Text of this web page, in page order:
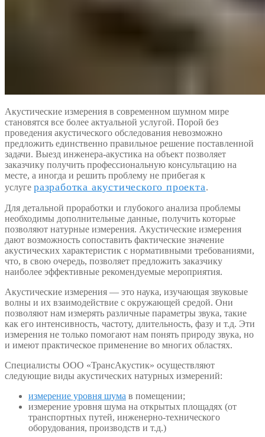
Акустические измерения в современном шумном мире
становятся все более актуальной услугой. Порой без
проведения акустического обследования невозможно
предложить единственно правильное решение поставленной
задачи. Выезд инженера-акустика на объект позволяет
заказчику получить профессиональную консультацию на
месте, а иногда и решить проблему не прибегая к
услуге разработка акустического проекта.
Для детальной проработки и глубокого анализа проблемы
необходимы дополнительные данные, получить которые
позволяют натурные измерения. Акустические измерения
дают возможность сопоставить фактические значение
акустических характеристик с нормативными требованиями,
что, в свою очередь, позволяет предложить заказчику
наиболее эффективные рекомендуемые мероприятия.
Акустические измерения — это наука, изучающая звуковые
волны и их взаимодействие с окружающей средой. Они
позволяют нам измерять различные параметры звука, такие
как его интенсивность, частоту, длительность, фазу и т.д. Эти
измерения не только помогают нам понять природу звука, но
и имеют практическое применение во многих областях.
Специалисты ООО «ТрансАкустик» осуществляют
следующие виды акустических натурных измерений:
измерение уровня шума в помещении;
измерение уровня шума на открытых площадях (от
транспортных путей, инженерно-технического
оборудования, производств и т.д.)